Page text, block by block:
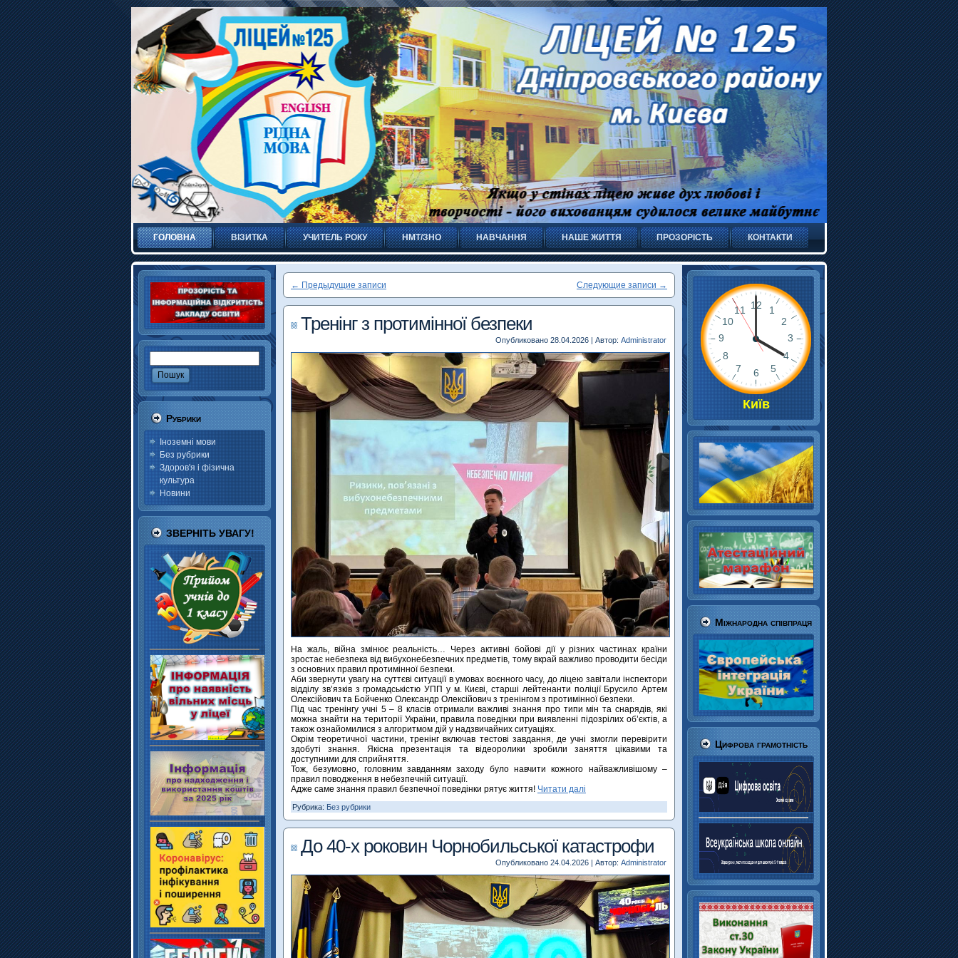
ГОЛОВНА ВІЗИТКА УЧИТЕЛЬ РОКУ НМТ/ЗНО НАВЧАННЯ НАШЕ ЖИТТЯ ПРОЗОРІСТЬ КОНТАКТИ
Рубрики
Іноземні мови
Без рубрики
Здоров'я і фізична
культура
Новини
ЗВЕРНІТЬ УВАГУ!
← Предыдущие записи Следующие записи →
Тренінг з протимінної безпеки
Опубликовано 28.04.2026 | Автор: Administrator
На жаль, війна змінює реальність… Через активні бойові дії у різних частинах країни
зростає небезпека від вибухонебезпечних предметів, тому вкрай важливо проводити бесіди
з основних правил протимінної безпеки.
Аби звернути увагу на суттєві ситуації в умовах воєнного часу, до ліцею завітали інспектори
відділу зв’язків з громадськістю УПП у м. Києві, старші лейтенанти поліції Брусило Артем
Олексійович та Бойченко Олександр Олексійович з тренінгом з протимінної безпеки.
Під час тренінгу учні 5 – 8 класів отримали важливі знання про типи мін та снарядів, які
можна знайти на території України, правила поведінки при виявленні підозрілих об’єктів, а
також ознайомилися з алгоритмом дій у надзвичайних ситуаціях.
Окрім теоретичної частини, тренінг включав тестові завдання, де учні змогли перевірити
здобуті знання. Якісна презентація та відеоролики зробили заняття цікавими та
доступними для сприйняття.
Тож, безумовно, головним завданням заходу було навчити кожного найважливішому –
правил поводження в небезпечній ситуації.
Адже саме знання правил безпечної поведінки рятує життя! Читати далі
Рубрика: Без рубрики
До 40-х роковин Чорнобильської катастрофи
Опубликовано 24.04.2026 | Автор: Administrator
Київ
Міжнародна співпраця
Цифрова грамотність